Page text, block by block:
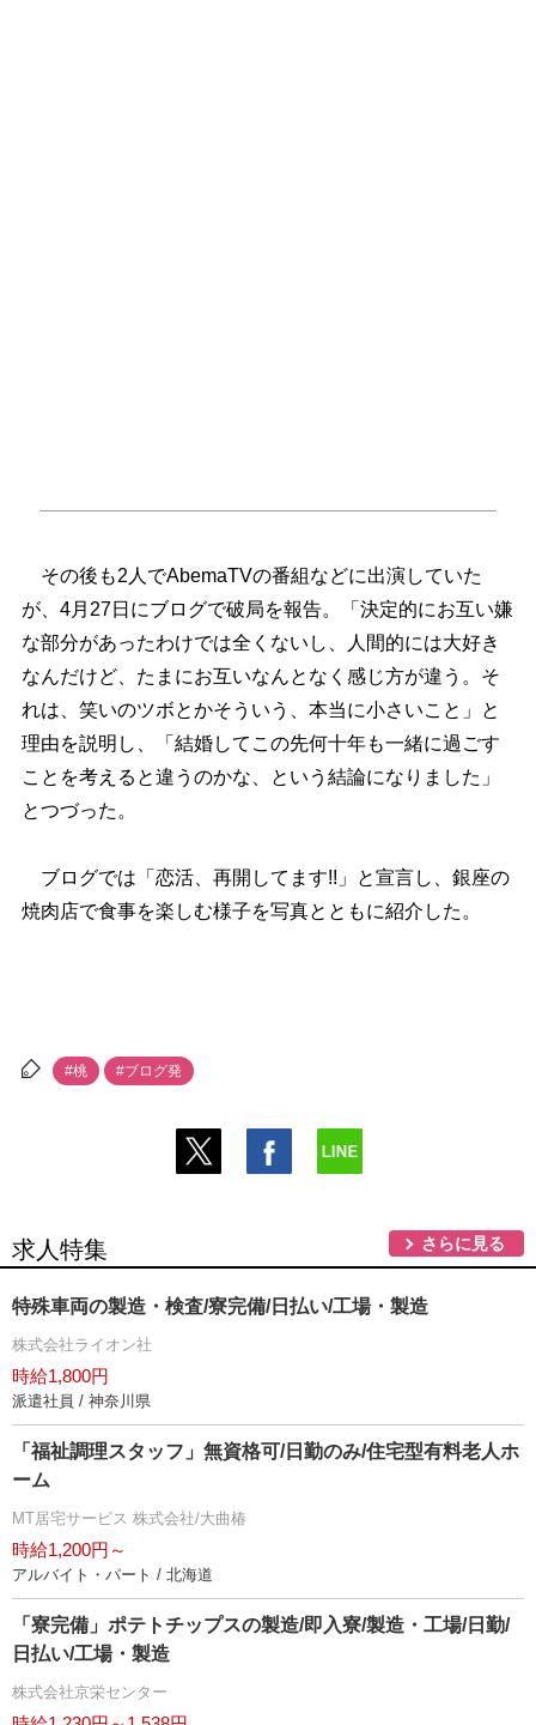
その後も2人でAbemaTVの番組などに出演していた
が、4月27日にブログで破局を報告。「決定的にお互い嫌
な部分があったわけでは全くないし、人間的には大好き
なんだけど、たまにお互いなんとなく感じ方が違う。そ
れは、笑いのツボとかそういう、本当に小さいこと」と
理由を説明し、「結婚してこの先何十年も一緒に過ごす
ことを考えると違うのかな、という結論になりました」
とつづった。
ブログでは「恋活、再開してます!!」と宣言し、銀座の
焼肉店で食事を楽しむ様子を写真とともに紹介した。
#桃 #ブログ発
求人特集 さらに見る
特殊車両の製造・検査/寮完備/日払い/工場・製造
株式会社ライオン社
時給1,800円
派遣社員 / 神奈川県
「福祉調理スタッフ」無資格可/日勤のみ/住宅型有料老人ホ
ーム
MT居宅サービス 株式会社/大曲椿
時給1,200円～
アルバイト・パート / 北海道
「寮完備」ポテトチップスの製造/即入寮/製造・工場/日勤/
日払い/工場・製造
株式会社京栄センター